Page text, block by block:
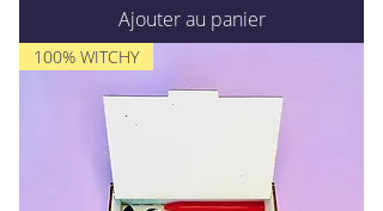
Ajouter au panier
100% WITCHY